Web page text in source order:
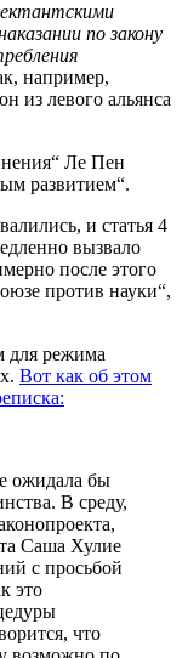
по закону
например,
из левого альянса
Ле Пен
развитием“.
и статья 4
вызвало
после этого
против науки“,
для режима
Вот как об этом
ожидала бы
В среду,
Саша Хулие
с просьбой
это
что